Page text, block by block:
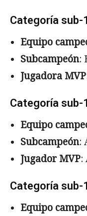
Categoría sub-
Equipo
Subcampeón:
Jugadora MVP
Categoría sub-
Equipo
Subcampeón:
Jugador MVP:
Categoría sub-
Equipo